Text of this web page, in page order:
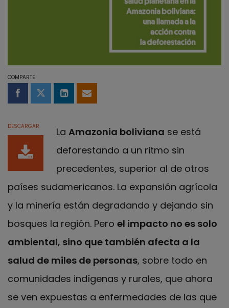
COMPARTE
Compartir en Facebook
Compartir en Twitter
Compartir en LinkedIn
Compartir por email
DESCARGAR La Amazonia boliviana se está
deforestando a un ritmo sin
precedentes, superior al de otros
países sudamericanos. La expansión agrícola
y la minería están degradando y dejando sin
bosques la región. Pero el impacto no es solo
ambiental, sino que también afecta a la
salud de miles de personas, sobre todo en
comunidades indígenas y rurales, que ahora
se ven expuestas a enfermedades de las que